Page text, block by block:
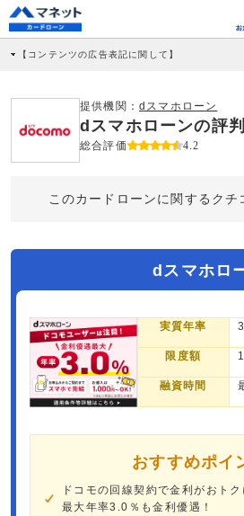
【コンテンツの広告表記に関して】
社に対して企業から紹介報酬が支払われるという収
商品を根拠なくPRするものではなく、当編集部の
どに基づき、公平性を担保した情報提供を行ってい
提供機関： dスマホローン
dスマホローンの評
総合評価 4.2
このカードローンに関するクチ
dスマホロ
実質年率
限度額
融資時間
おすすめポイ
ドコモの回線契約で金利がおトク
最大年率3.0％も金利優遇！